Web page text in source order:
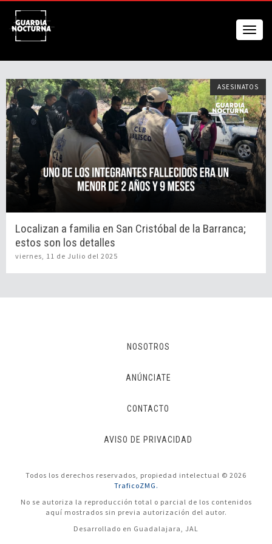
ASESINATOS
Localizan a familia en San Cristóbal de la Barranca;
estos son los detalles
viernes, 11 de Julio del 2025
NOSOTROS
ANÚNCIATE
CONTACTO
AVISO DE PRIVACIDAD
Todos los derechos reservados, propiedad intelectual © 2026
TraficoZMG.
No se autoriza la reproducción total o parcial de los contenidos
aquí mostrados sin previa autorización del autor.
Desarrollado en Guadalajara, JAL